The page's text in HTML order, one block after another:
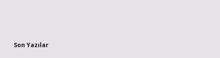
Son Yazılar